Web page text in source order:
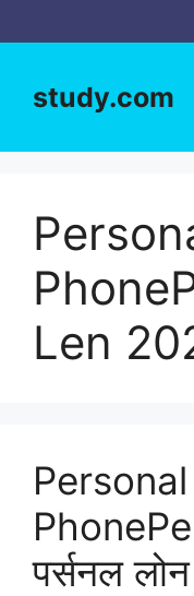
to
study.com
Len
पर्सनल